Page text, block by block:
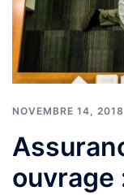
NOVEMBRE 14, 2018
ouvrage